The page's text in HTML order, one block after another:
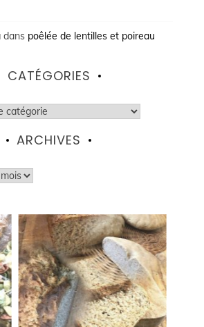
dans poêlée de lentilles et poireau
CATÉGORIES
ARCHIVES